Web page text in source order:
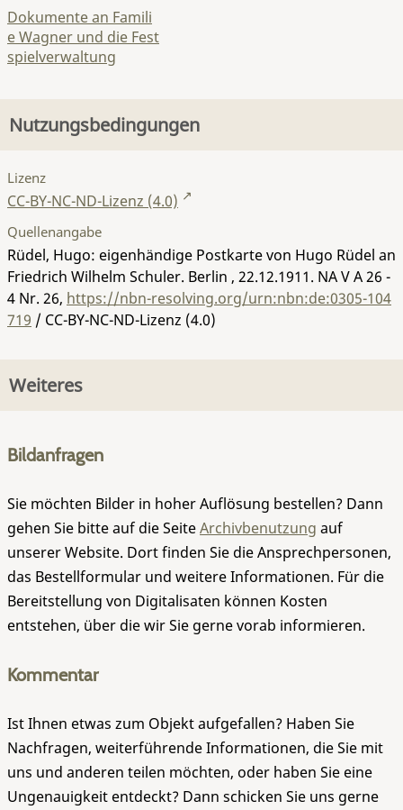
Dokumente an Famili
e Wagner und die Fest
spielverwaltung
Nutzungsbedingungen
Lizenz
CC-BY-NC-ND-Lizenz (4.0)
Quellenangabe
Rüdel, Hugo: eigenhändige Postkarte von Hugo Rüdel an
Friedrich Wilhelm Schuler. Berlin , 22.12.1911. NA V A 26 -
4 Nr. 26, https://nbn-resolving.org/urn:nbn:de:0305-104
719 / CC-BY-NC-ND-Lizenz (4.0)
Weiteres
Bildanfragen
Sie möchten Bilder in hoher Auflösung bestellen? Dann
gehen Sie bitte auf die SeiteArchivbenutzung auf
unserer Website. Dort finden Sie die Ansprechpersonen,
das Bestellformular und weitere Informationen. Für die
Bereitstellung von Digitalisaten können Kosten
entstehen, über die wir Sie gerne vorab informieren.
Kommentar
Ist Ihnen etwas zum Objekt aufgefallen? Haben Sie
Nachfragen, weiterführende Informationen, die Sie mit
uns und anderen teilen möchten, oder haben Sie eine
Ungenauigkeit entdeckt? Dann schicken Sie uns gerne